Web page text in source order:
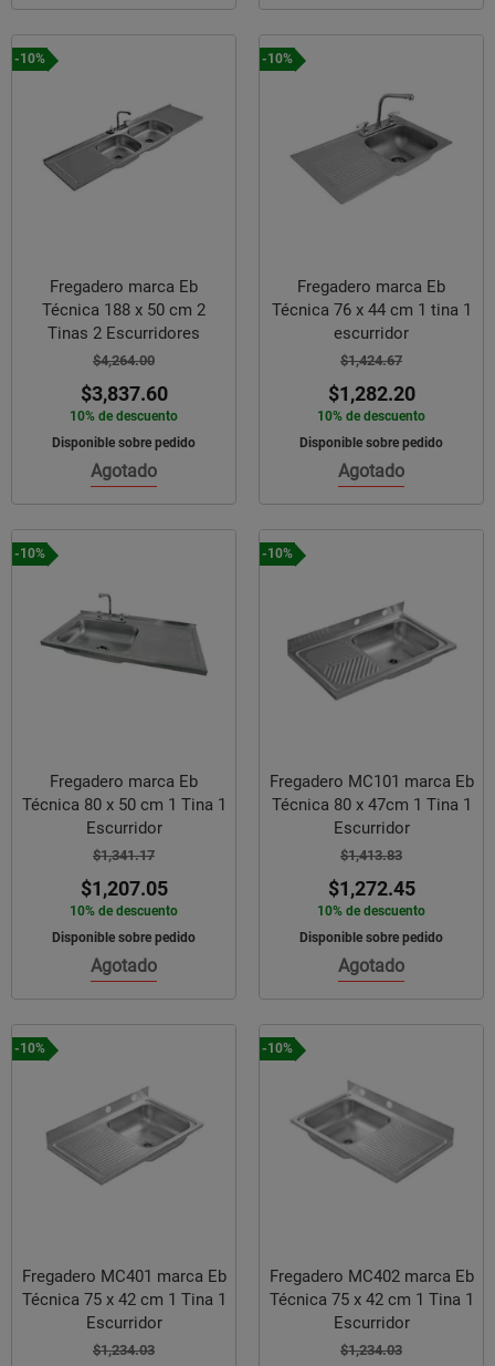
-10%
Fregadero marca Eb
Técnica 188 x 50 cm 2
Tinas 2 Escurridores
$4,264.00
$3,837.60
10% de descuento
Disponible sobre pedido
Agotado
-10%
Fregadero marca Eb
Técnica 76 x 44 cm 1 tina 1
escurridor
$1,424.67
$1,282.20
10% de descuento
Disponible sobre pedido
Agotado
-10%
Fregadero marca Eb
Técnica 80 x 50 cm 1 Tina 1
Escurridor
$1,341.17
$1,207.05
10% de descuento
Disponible sobre pedido
Agotado
-10%
Fregadero MC101 marca Eb
Técnica 80 x 47cm 1 Tina 1
Escurridor
$1,413.83
$1,272.45
10% de descuento
Disponible sobre pedido
Agotado
-10%
Fregadero MC401 marca Eb
Técnica 75 x 42 cm 1 Tina 1
Escurridor
$1,234.03
-10%
Fregadero MC402 marca Eb
Técnica 75 x 42 cm 1 Tina 1
Escurridor
$1,234.03